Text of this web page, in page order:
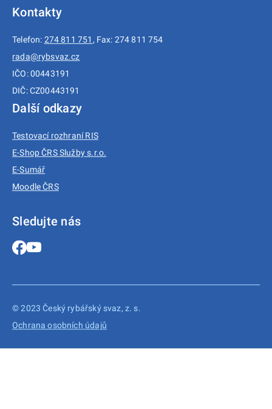
Kontakty
Telefon: 274 811 751 , Fax: 274 811 754
rada@rybsvaz.cz
IČO: 00443191
DIČ: CZ00443191
Další odkazy
Testovací rozhraní RIS
E-Shop ČRS Služby s.r.o.
E-Sumář
Moodle ČRS
Sledujte nás
© 2023 Český rybářský svaz, z. s.
Ochrana osobních údajů